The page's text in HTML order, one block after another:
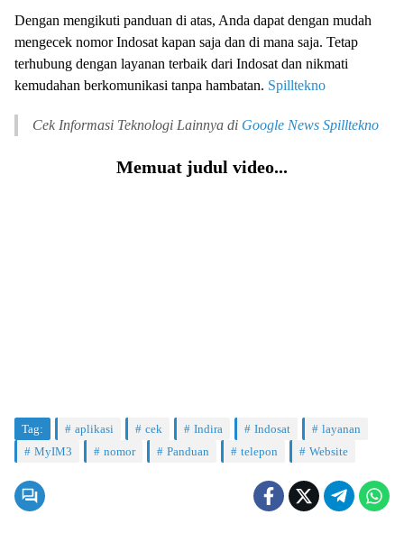
Dengan mengikuti panduan di atas, Anda dapat dengan mudah
mengecek nomor Indosat kapan saja dan di mana saja. Tetap
terhubung dengan layanan terbaik dari Indosat dan nikmati
kemudahan berkomunikasi tanpa hambatan. Spilltekno
Cek Informasi Teknologi Lainnya di Google News Spilltekno
Memuat judul video...
Tag: aplikasi cek Indira Indosat
layanan
MyIM3
nomor Panduan telepon Website